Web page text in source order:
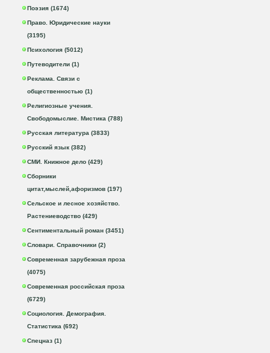
Поэзия (1674)
Право. Юридические науки
(3195)
Психология (5012)
Путеводители (1)
Реклама. Связи с
общественностью (1)
Религиозные учения.
Свободомыслие. Мистика (788)
Русская литература (3833)
Русский язык (382)
СМИ. Книжное дело (429)
Сборники
цитат,мыслей,афоризмов (197)
Сельское и лесное хозяйство.
Растениеводство (429)
Сентиментальный роман (3451)
Словари. Справочники (2)
Современная зарубежная проза
(4075)
Современная российская проза
(6729)
Социология. Демография.
Статистика (692)
Спецназ (1)